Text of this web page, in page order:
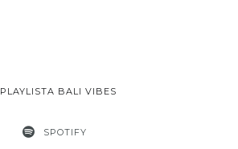
PLAYLISTA BALI VIBES
SPOTIFY